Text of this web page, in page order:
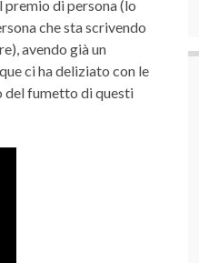
di persona (lo
che sta scrivendo
avendo già un
ci ha deliziato con le
del fumetto di questi